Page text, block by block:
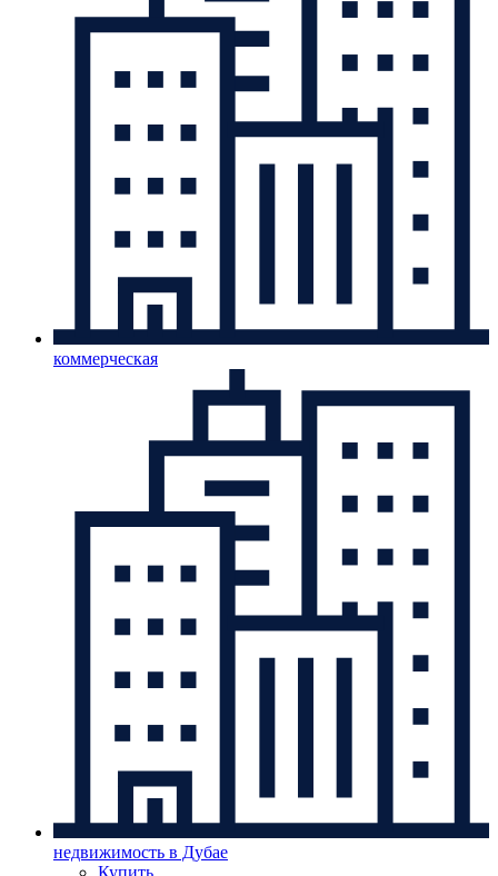
коммерческая
недвижимость в Дубае